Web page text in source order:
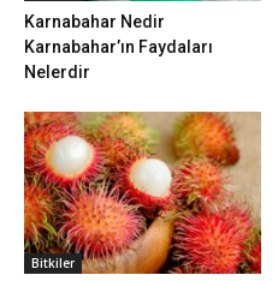
Karnabahar Nedir
Karnabahar’ın Faydaları
Nelerdir
Bitkiler